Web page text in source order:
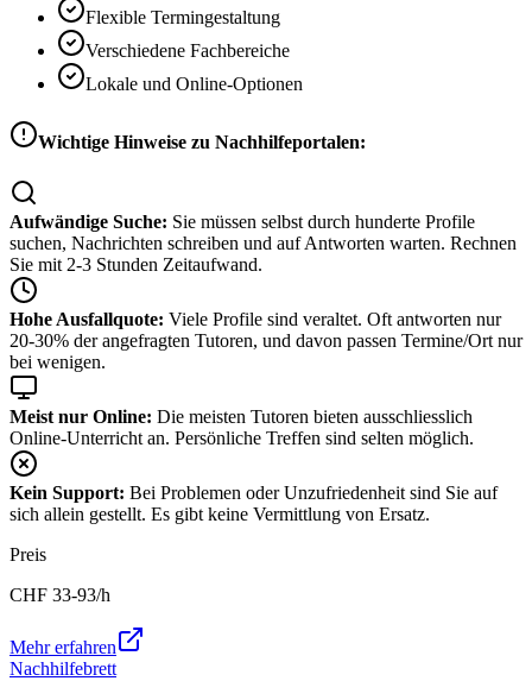
Flexible Termingestaltung
Verschiedene Fachbereiche
Lokale und Online-Optionen
Wichtige Hinweise zu Nachhilfeportalen:
Aufwändige Suche: Sie müssen selbst durch hunderte Profile
suchen, Nachrichten schreiben und auf Antworten warten. Rechnen
Sie mit 2-3 Stunden Zeitaufwand.
Hohe Ausfallquote: Viele Profile sind veraltet. Oft antworten nur
20-30% der angefragten Tutoren, und davon passen Termine/Ort nur
bei wenigen.
Meist nur Online: Die meisten Tutoren bieten ausschliesslich
Online-Unterricht an. Persönliche Treffen sind selten möglich.
Kein Support: Bei Problemen oder Unzufriedenheit sind Sie auf
sich allein gestellt. Es gibt keine Vermittlung von Ersatz.
Preis
CHF 33-93/h
Mehr erfahren
Nachhilfebrett